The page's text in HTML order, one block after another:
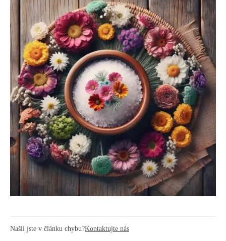
Našli jste v článku chybu?Kontaktujte nás